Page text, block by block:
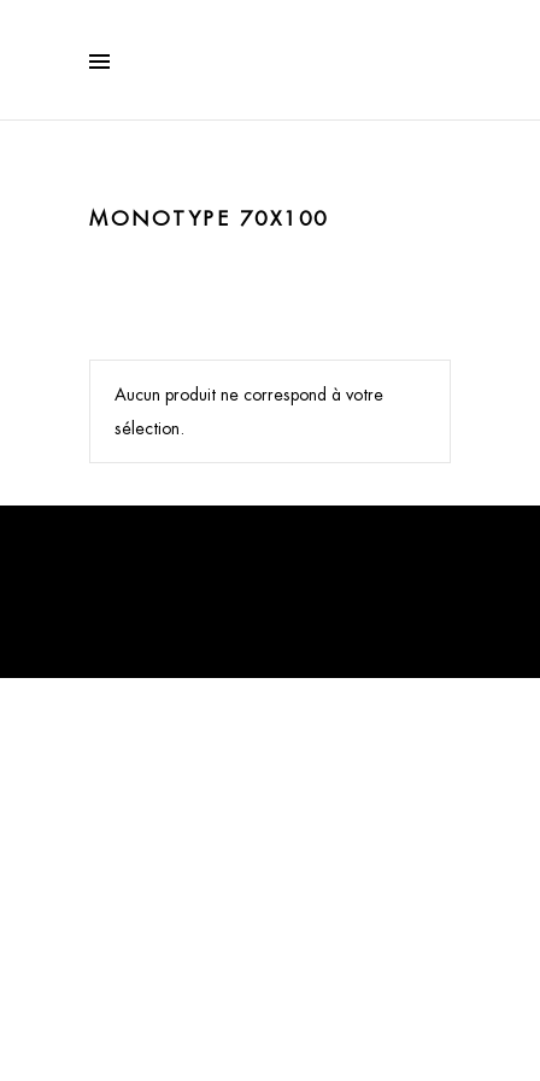
MONOTYPE 70X100
Aucun produit ne correspond à votre
sélection.